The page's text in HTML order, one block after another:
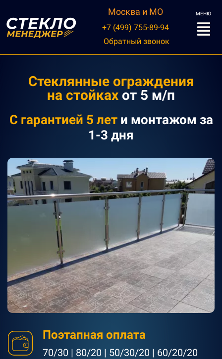
Москва и МО
+7 (499) 755-89-94
Обратный звонок
МЕНЮ
Стеклянные ограждения
на стойках от 5 м/п
С гарантией 5 лет и монтажом за
1-3 дня
Поэтапная оплата
70/30 | 80/20 | 50/30/20 | 60/20/20